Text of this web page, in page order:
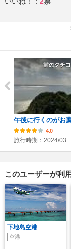
前のクチ
午後に行くのがお
4.0
旅行時期：2024/03
このユーザーが利
下地島空港
空港